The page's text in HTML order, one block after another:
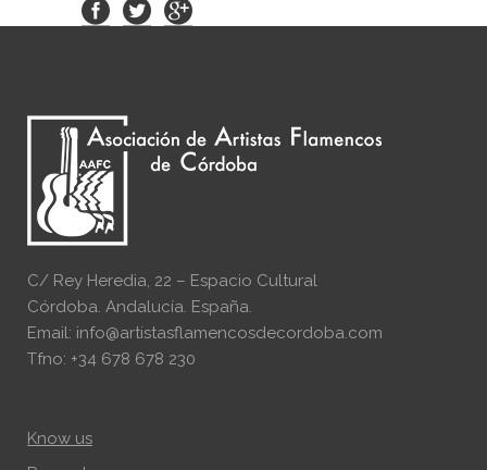
C/ Rey Heredia, 22 – Espacio Cultural
Córdoba. Andalucía. España.
Email: info@artistasflamencosdecordoba.com
Tfno: +34 678 678 230
Know us